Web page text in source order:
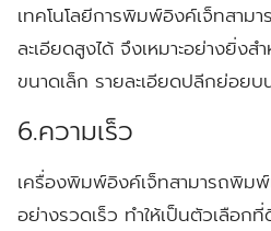
เทคโนโลยีการพิมพ์อิงค์เจ็ทสาม
ละเอียดสูงได้ จึงเหมาะอย่างยิ่ง
ขนาดเล็ก รายละเอียดปลีกย่อยบ
6.ความเร็ว
เครื่องพิมพ์อิงค์เจ็ทสามารถพิม
อย่างรวดเร็ว ทำให้เป็นตัวเลือก